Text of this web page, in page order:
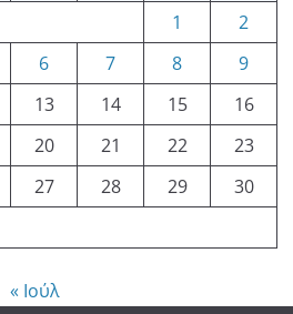
1
2
6 7 8
9
13 14 15
16
20 21 22
23
27 28 29
30
« Ιούλ